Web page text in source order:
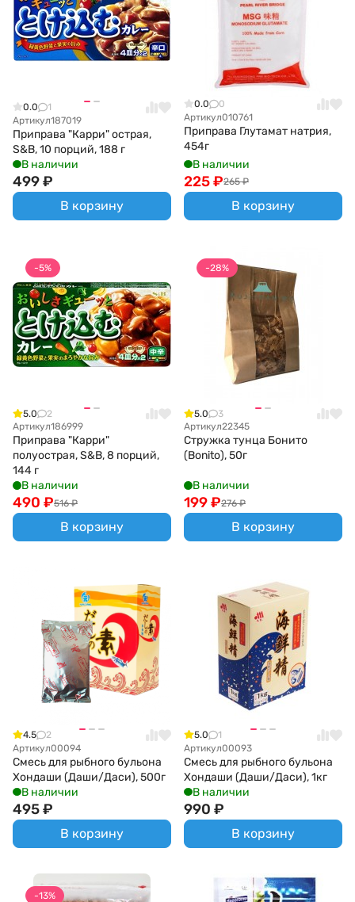
0.0
1
Артикул187019
Приправа "Карри" острая,
S&B, 10 порций, 188 г
В наличии
499₽
В корзину
0.0
0
Артикул010761
Приправа Глутамат натрия,
454г
В наличии
265 ₽
225₽
В корзину
-5%
5.0
2
Артикул186999
Приправа "Карри"
полуострая, S&B, 8 порций,
144 г
В наличии
516 ₽
490 ₽
В корзину
-28%
5.0
3
Артикул22345
Стружка тунца Бонито
(Bonito), 50г
В наличии
276 ₽
199₽
В корзину
4.5
2
Артикул00094
Смесь для рыбного бульона
Хондаши (Даши/Даси), 500г
В наличии
495₽
В корзину
5.0
1
Артикул00093
Смесь для рыбного бульона
Хондаши (Даши/Даси), 1кг
В наличии
990 ₽
В корзину
-13%